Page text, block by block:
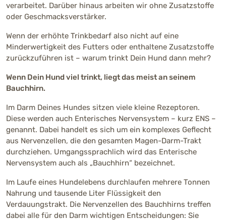
verarbeitet. Darüber hinaus arbeiten wir ohne Zusatzstoffe
oder Geschmacksverstärker.
Wenn der erhöhte Trinkbedarf also nicht auf eine
Minderwertigkeit des Futters oder enthaltene Zusatzstoffe
zurückzuführen ist – warum trinkt Dein Hund dann mehr?
Wenn Dein Hund viel trinkt, liegt das meist an seinem
Bauchhirn.
Im Darm Deines Hundes sitzen viele kleine Rezeptoren.
Diese werden auch Enterisches Nervensystem – kurz ENS –
genannt. Dabei handelt es sich um ein komplexes Geflecht
aus Nervenzellen, die den gesamten Magen-Darm-Trakt
durchziehen. Umgangssprachlich wird das Enterische
Nervensystem auch als „Bauchhirn“ bezeichnet.
Im Laufe eines Hundelebens durchlaufen mehrere Tonnen
Nahrung und tausende Liter Flüssigkeit den
Verdauungstrakt. Die Nervenzellen des Bauchhirns treffen
dabei alle für den Darm wichtigen Entscheidungen: Sie